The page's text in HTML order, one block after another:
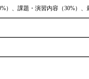
）、課題・演習内容（30%）、